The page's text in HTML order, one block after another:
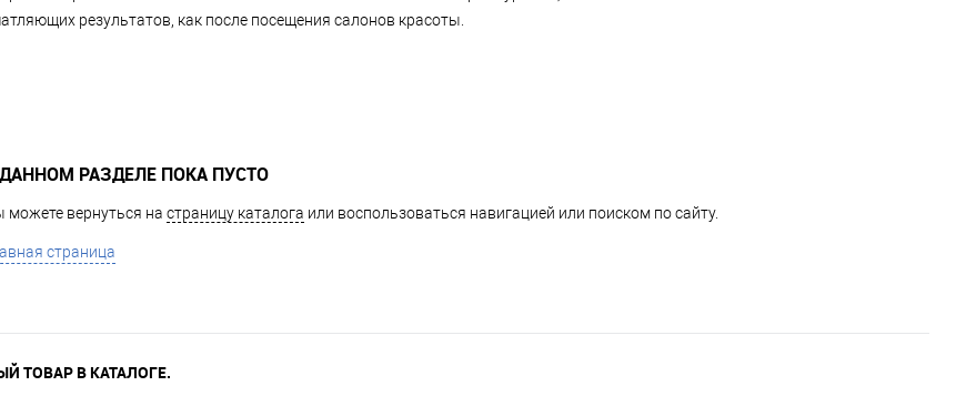
результатов, как после посещения салонов красоты.
РАЗДЕЛЕ ПОКА ПУСТО
можете вернуться на страницу каталога или воспользоваться навигацией или поиском по сайту.
страница
ТОВАР В КАТАЛОГЕ.